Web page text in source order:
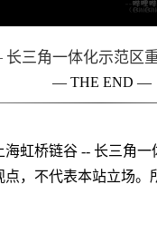
三角一体化示范区
— THE END —
虹桥链谷 -- 长三角
，不代表本站立场